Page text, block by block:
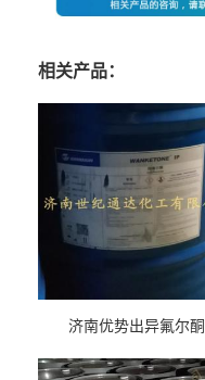
相关产品：
济南优势出异氟尔酮